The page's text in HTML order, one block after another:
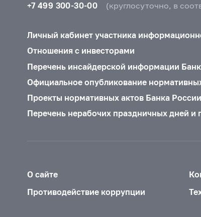
+7 499 300-30-00
(круглосуточно, в
Личный кабинет участника
Отношения с инвесторами
Перечень инсайдерской информации
Официальное опубликование
Проекты нормативных актов Банка России
Перечень нерабочих праздничных дней
О сайте
Противодействие коррупции